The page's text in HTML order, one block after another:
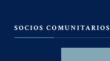
SOCIOS COMUNITARIOS